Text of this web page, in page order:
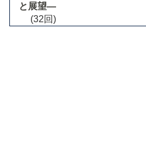
と展望―
(32回)